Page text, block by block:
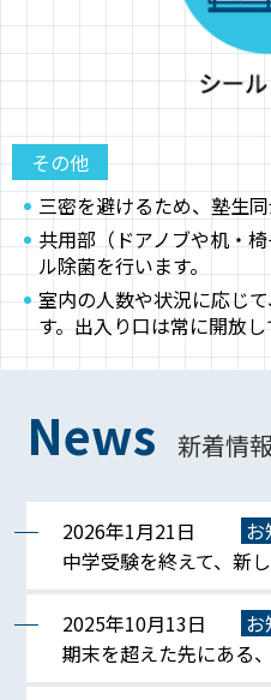
その他
三密を避けるため、塾生
共用部（ドアノブや机・
ル除菌を行います。
室内の人数や状況に応じ
す。出入り口は常に開放
News 新着情報
2026年1月21日
お
中学受験を終えて、新
2025年10月13日
お
期末を超えた先にある